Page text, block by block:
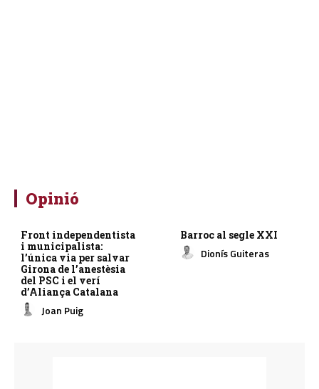
Opinió
Front independentista
i municipalista:
l’única via per salvar
Girona de l’anestèsia
del PSC i el verí
d’Aliança Catalana
Joan Puig
Barroc al segle XXI
Dionís Guiteras